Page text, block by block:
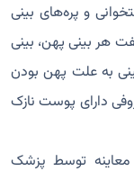
و پره‌های بینی
هر بینی پهن، بینی
به علت پهن بودن
دارای پوست نازک
معاینه توسط پزشک